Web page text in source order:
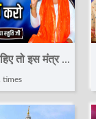
तो इस मंत्र का
! Pujya
times